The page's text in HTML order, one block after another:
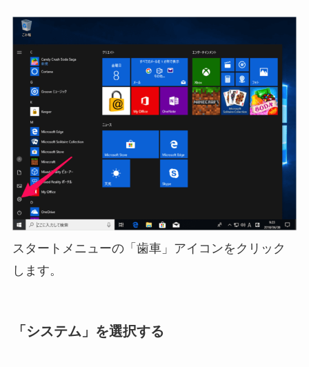
スタートメニューの「歯車」アイコンをクリック
します。
「システム」を選択する